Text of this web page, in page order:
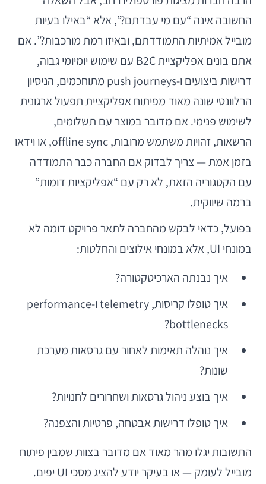
החשובה אינה “עם מי עבדתם?”, אלא “באילו בעיות
מובייל אמיתיות התמודדתם, ובאיזו רמת מורכבות?”. אם
אתם בונים אפליקציית B2C עם שימוש יומיומי גבוה,
דרישות ביצועים ו-push journeys מתוחכמים, הניסיון
הרלוונטי שונה מאוד מפיתוח אפליקציית תפעול ארגונית
לשימוש פנימי. אם מדובר במוצר עם תשלומים,
הרשאות, זהויות משתמש מרובות, offline sync, או וידאו
בזמן אמת — צריך לבדוק אם החברה כבר התמודדה
עם הקטגוריה הזאת, לא רק עם “אפליקציות דומות”
ברמה שיווקית.
בפועל, כדאי לבקש מהחברה לתאר פרויקט דומה לא
במונחי UI, אלא במונחי אילוצים והחלטות:
איך נבנתה הארכיטקטורה?
איך טופלו קריסות, telemetry ו-performance
bottlenecks?
איך נוהלה תאימות לאחור עם גרסאות מערכת
שונות?
איך בוצע ניהול גרסאות ושחרורים לחנויות?
איך טופלו דרישות אבטחה, פרטיות והצפנה?
התשובות יגלו מהר מאוד אם מדובר בצוות שמבין פיתוח
מובייל לעומק — או בעיקר יודע להציג מסכי UI יפים.